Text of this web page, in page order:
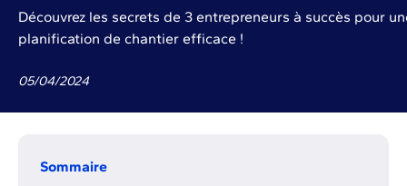
Découvrez les secrets de 3 entrepreneurs à succès pour
planification de chantier efficace !
05/04/2024
Sommaire